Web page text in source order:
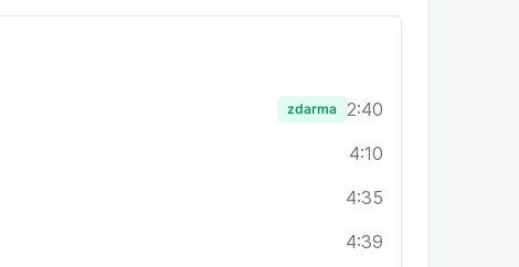
růst
těch podružných,
zdarma
2:40
4:10
4:35
4:39